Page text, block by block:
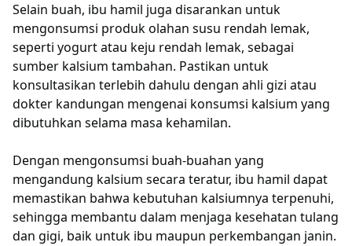
Selain buah, ibu hamil juga disarankan untuk
mengonsumsi produk olahan susu rendah lemak,
seperti yogurt atau keju rendah lemak, sebagai
sumber kalsium tambahan. Pastikan untuk
konsultasikan terlebih dahulu dengan ahli gizi atau
dokter kandungan mengenai konsumsi kalsium yang
dibutuhkan selama masa kehamilan.
Dengan mengonsumsi buah-buahan yang
mengandung kalsium secara teratur, ibu hamil dapat
memastikan bahwa kebutuhan kalsiumnya terpenuhi,
sehingga membantu dalam menjaga kesehatan tulang
dan gigi, baik untuk ibu maupun perkembangan janin.